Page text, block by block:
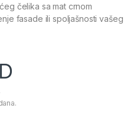
čelika sa mat crnom
fasade ili spoljašnosti vašeg